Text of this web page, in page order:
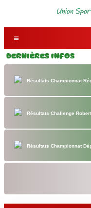
Dernières Infos
Résultats Championnat
Résultats Challenge
Résultats Championnat